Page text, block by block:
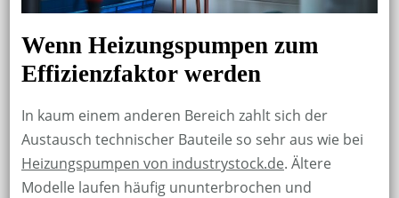
Wenn Heizungspumpen zum
Effizienzfaktor werden
In kaum einem anderen Bereich zahlt sich der
Austausch technischer Bauteile so sehr aus wie bei
Heizungspumpen von industrystock.de. Ältere
Modelle laufen häufig ununterbrochen und